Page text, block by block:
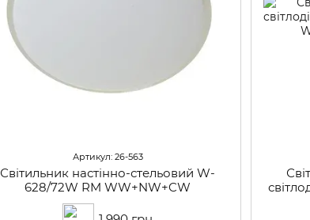
Артикул: 26-563
Світильник настінно-стельовий W-
628/72W RM WW+NW+CW